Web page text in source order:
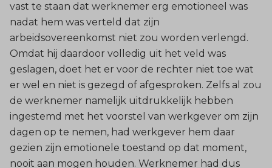
vast te staan dat werknemer erg emotioneel was
nadat hem was verteld dat zijn
arbeidsovereenkomst niet zou worden verlengd.
Omdat hij daardoor volledig uit het veld was
geslagen, doet het er voor de rechter niet toe wat
er wel en niet is gezegd of afgesproken. Zelfs al zou
de werknemer namelijk uitdrukkelijk hebben
ingestemd met het voorstel van werkgever om zijn
dagen op te nemen, had werkgever hem daar
gezien zijn emotionele toestand op dat moment,
nooit aan mogen houden. Werknemer had dus